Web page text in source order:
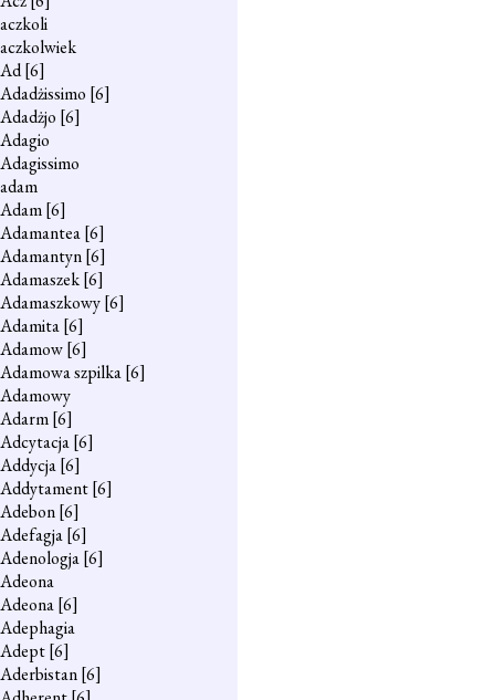
aczkoli
aczkolwiek
Ad[6]
Adadżissimo [6]
Adadżjo [6]
Adagio
Adagissimo
adam
Adam[6]
Adamantea[6]
Adamantyn[6]
Adamaszek[6]
Adamaszkowy[6]
Adamita[6]
Adamow[6]
Adamowa szpilka[6]
Adamowy
Adarm[6]
Adcytacja[6]
Addycja[6]
Addytament[6]
Adebon[6]
Adefagja[6]
Adenologja[6]
Adeona
Adeona[6]
Adephagia
Adept[6]
Aderbistan[6]